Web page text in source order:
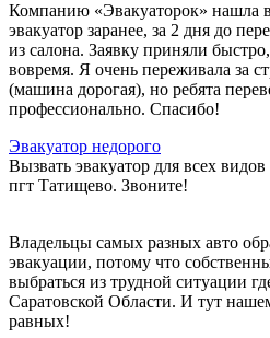
Компанию «Эвакуаторок» нашла в
эвакуатор заранее, за 2 дня до
из салона. Заявку приняли
вовремя. Я очень переживала за
(машина дорогая), но ребята
профессионально. Спасибо!
Эвакуатор недорого
Вызвать эвакуатор для всех
пгт Татищево. Звоните!
Владельцы самых разных авто
эвакуации, потому что
выбраться из трудной ситуации
Саратовской Области. И тут
равных!